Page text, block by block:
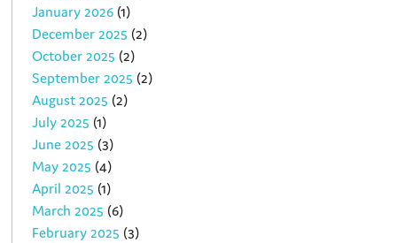
January 2026 (1)
December 2025 (2)
October 2025 (2)
September 2025 (2)
August 2025 (2)
July 2025 (1)
June 2025 (3)
May 2025 (4)
April 2025 (1)
March 2025 (6)
February 2025 (3)